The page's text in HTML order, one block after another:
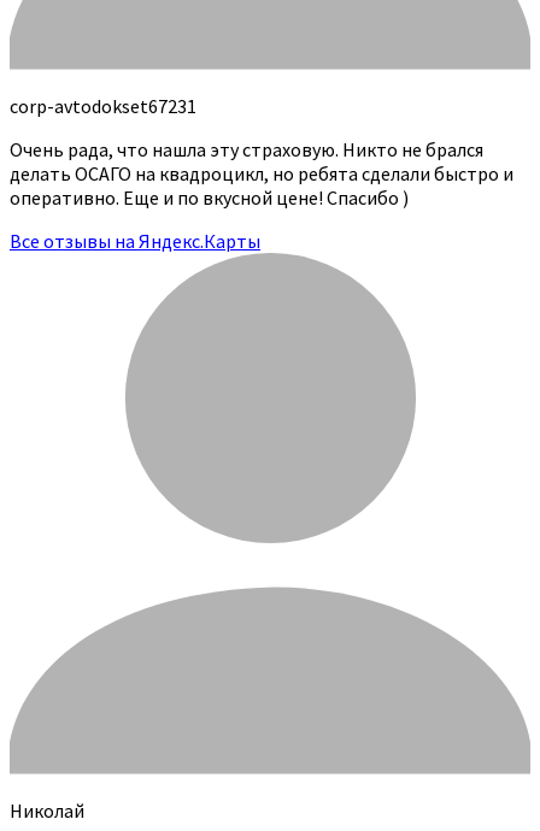
corp-avtodokset67231
Очень рада, что нашла эту страховую. Никто не брался
делать ОСАГО на квадроцикл, но ребята сделали быстро и
оперативно. Еще и по вкусной цене! Спасибо )
Все отзывы на Яндекс.Карты
Николай